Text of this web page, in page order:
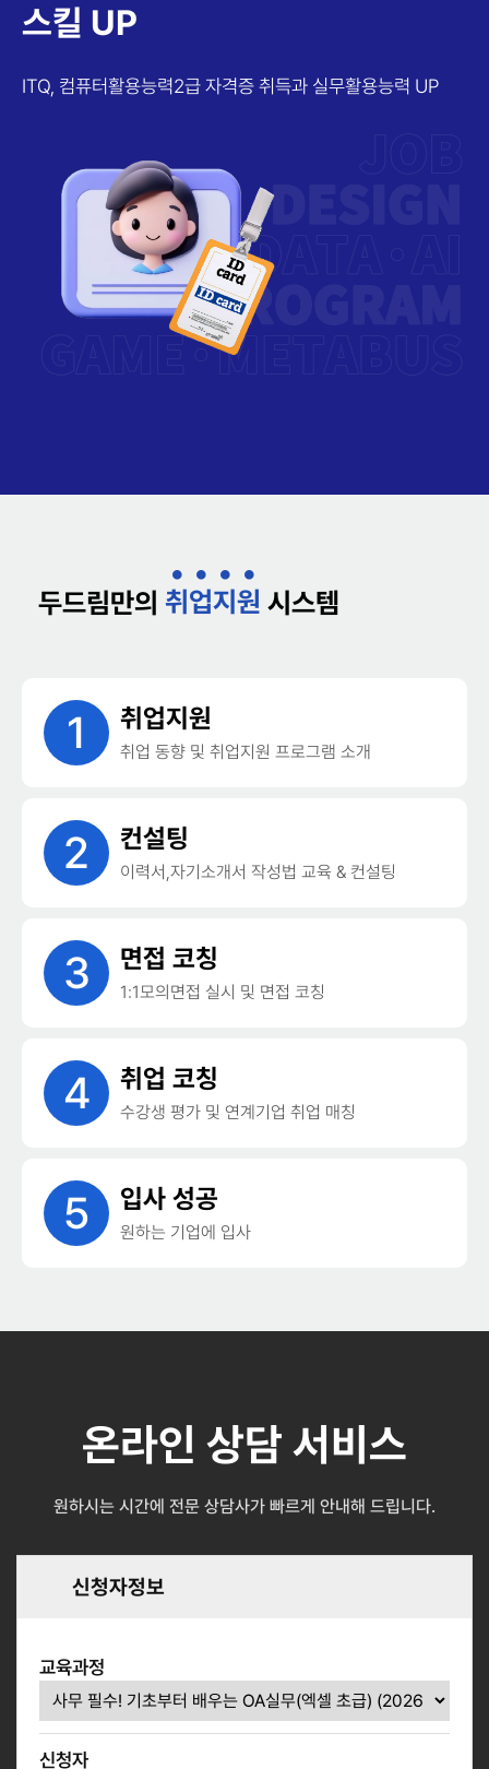
스킬 UP
ITQ, 컴퓨터활용능력2급자격증 취득과 실무활용능력 UP
두드림만의 취 업지 원 시스템
1 취업지원
취업 동향 및 취업지원 프로그램 소개
2 컨설팅
이력서,자기소개서 작성법 교육 & 컨설팅
3 면접 코칭
1:1모의면접 실시 및 면접 코칭
4 취업 코칭
수강생 평가 및 연계기업 취업 매칭
5 입사 성공
원하는 기업에 입사
온라인 상담 서비스
원하시는 시간에 전문 상담사가 빠르게 안내해 드립니다.
신청자정보
교육과정
신청자